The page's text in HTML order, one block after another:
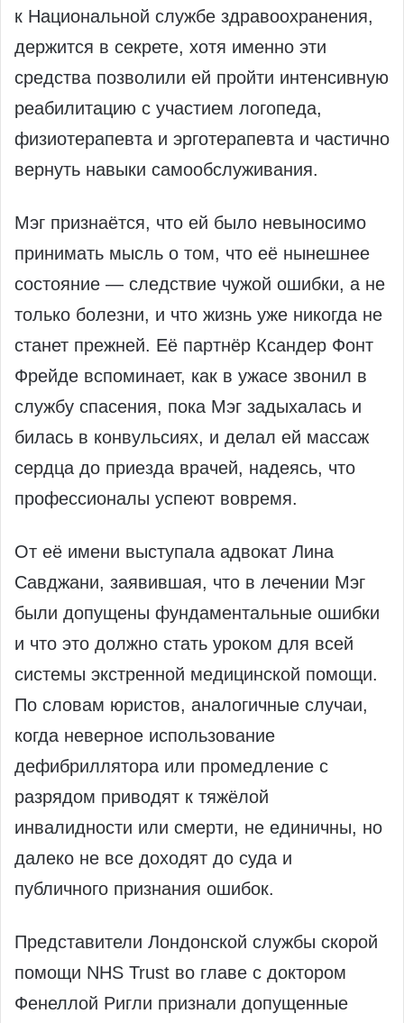
к Национальной службе здравоохранения,
держится в секрете, хотя именно эти
средства позволили ей пройти интенсивную
реабилитацию с участием логопеда,
физиотерапевта и эрготерапевта и частично
вернуть навыки самообслуживания.
Мэг признаётся, что ей было невыносимо
принимать мысль о том, что её нынешнее
состояние — следствие чужой ошибки, а не
только болезни, и что жизнь уже никогда не
станет прежней. Её партнёр Ксандер Фонт
Фрейде вспоминает, как в ужасе звонил в
службу спасения, пока Мэг задыхалась и
билась в конвульсиях, и делал ей массаж
сердца до приезда врачей, надеясь, что
профессионалы успеют вовремя.
От её имени выступала адвокат Лина
Савджани, заявившая, что в лечении Мэг
были допущены фундаментальные ошибки
и что это должно стать уроком для всей
системы экстренной медицинской помощи.
По словам юристов, аналогичные случаи,
когда неверное использование
дефибриллятора или промедление с
разрядом приводят к тяжёлой
инвалидности или смерти, не единичны, но
далеко не все доходят до суда и
публичного признания ошибок.
Представители Лондонской службы скорой
помощи NHS Trust во главе с доктором
Фенеллой Ригли признали допущенные